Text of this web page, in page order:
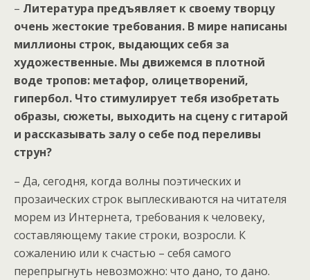
– Литература предъявляет к своему творцу
очень жестокие требования. В мире написаны
миллионы строк, выдающих себя за
художественные. Мы движемся в плотной
воде тропов: метафор, олицетворений,
гипербол. Что стимулирует тебя изобретать
образы, сюжеты, выходить на сцену с гитарой
и рассказывать залу о себе под переливы
струн?
– Да, сегодня, когда волны поэтических и
прозаических строк выплескиваются на читателя
морем из Интернета, требования к человеку,
составляющему такие строки, возросли. К
сожалению или к счастью – себя самого
перепрыгнуть невозможно: что дано, то дано.